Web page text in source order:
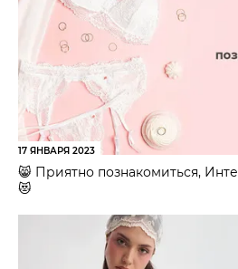
17 ЯНВАРЯ 2023
😸 Приятно познакомиться,
😻